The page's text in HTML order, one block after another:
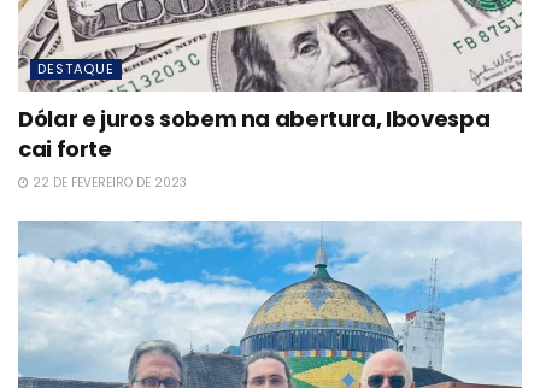
DESTAQUE
Dólar e juros sobem na abertura, Ibovespa
cai forte
22 DE FEVEREIRO DE 2023